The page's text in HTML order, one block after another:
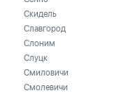
Скидель
Славгород
Слоним
Слуцк
Смиловичи
Смолевичи